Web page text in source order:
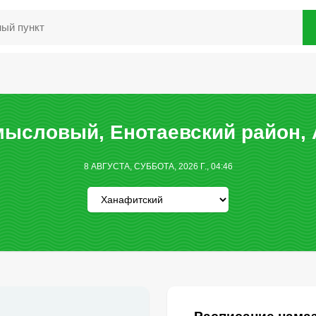
Енотаевский район,
8 АВГУСТА, СУББОТА, 2026 Г., 04:46